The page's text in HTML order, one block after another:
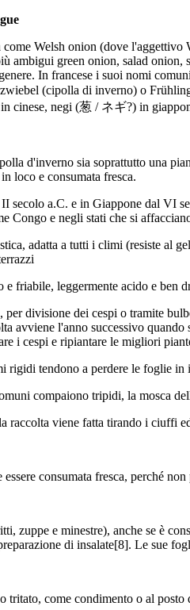
Welsh onion (dove
ambigui green onion, salad
In francese i suoi nomi
(cipolla di inverno) o
cinese, negi (葱 / ネギ?) in
d'inverno sia soprattutto una
loco e consumata fresca.
secolo a.C. e in Giappone dal VI
Congo e negli stati che si
adatta a tutti i climi (resiste al
e friabile, leggermente acido e ben
per divisione dei cespi o tramite
avviene l'anno successivo
i cespi e ripiantare le migliori
rigidi tendono a perdere le foglie in
compaiono tripidi, la mosca
raccolta viene fatta tirando i ciuffi
consumata fresca, perché
zuppe e minestre), anche se è
di insalate[8]. Le sue
tritato, come condimento o al posto